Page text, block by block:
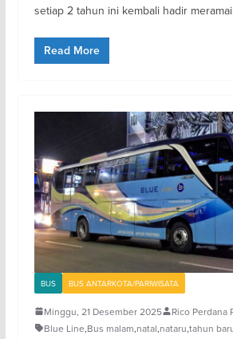
setiap 2 tahun ini kembali hadir
Read More
BUS BUS ANTARKOTA/PARIWISATA
Minggu, 21 Desember 2025
Rico Perdana
Blue Line,Bus malam,natal,nataru,tahun